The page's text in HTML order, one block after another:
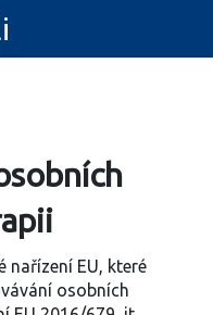
nařízení EU, které
osobních